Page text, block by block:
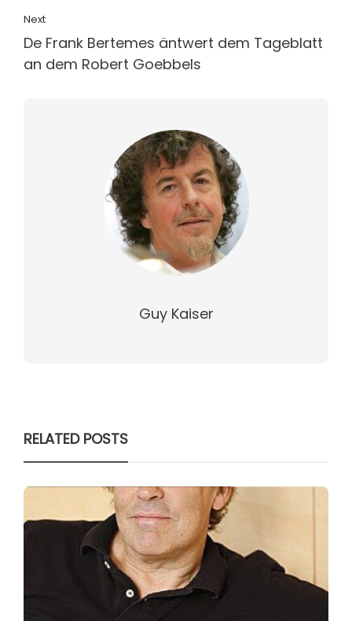
Next
De Frank Bertemes äntwert dem Tageblatt
an dem Robert Goebbels
Guy Kaiser
RELATED POSTS